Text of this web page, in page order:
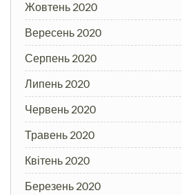
Жовтень 2020
Вересень 2020
Серпень 2020
Липень 2020
Червень 2020
Травень 2020
Квітень 2020
Березень 2020